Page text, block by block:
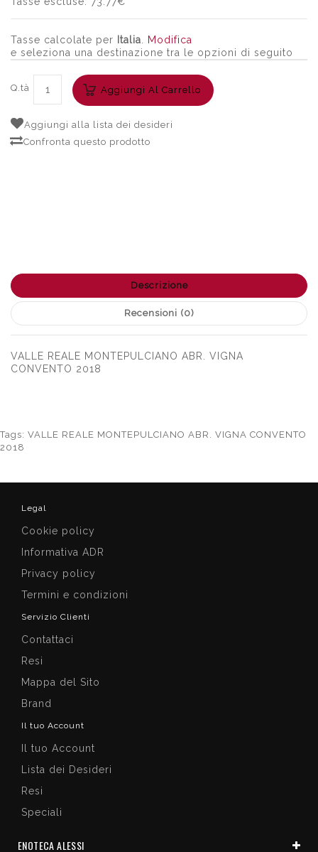
Tasse calcolate per Italia
Modifica
e seleziona una destinazione tra le opzioni di seguito
Q.tà Aggiungi Al Carrello
Aggiungi alla lista dei desideri
Confronta questo prodotto
Descrizione
Recensioni (0)
VALLE REALE MONTEPULCIANO ABR. VIGNA
CONVENTO 2018
Tags: VALLE REALE MONTEPULCIANO ABR. VIGNA CONVENTO
2018
Legal
Cookie policy
Informativa ADR
Privacy policy
Termini e condizioni
Servizio Clienti
Contattaci
Resi
Mappa del Sito
Brand
Il tuo Account
Il tuo Account
Lista dei Desideri
Resi
Speciali
ENOTECA ALESSI